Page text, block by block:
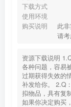
下载方式
使用环境
购买说明
此
请
资源下载说明
各种问题，容易
过期获得失效的
补发给你。 2.Q
拟物品，具有复
如果你决定购买